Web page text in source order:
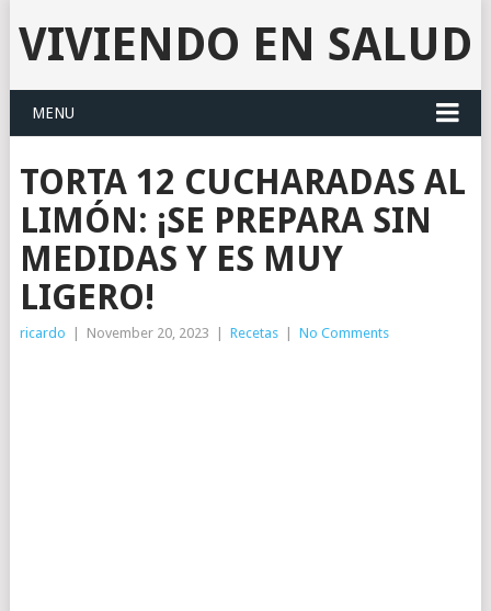
VIVIENDO EN SALUD
MENU
TORTA 12 CUCHARADAS AL
LIMÓN: ¡SE PREPARA SIN
MEDIDAS Y ES MUY
LIGERO!
ricardo November 20, 2023 Recetas No Comments